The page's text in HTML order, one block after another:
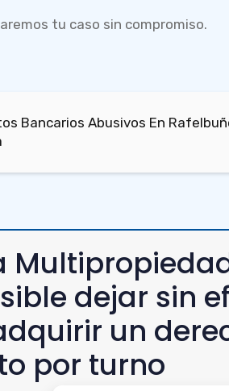
tu caso sin compromiso.
Bancarios Abusivos En
dejar sin
un
por turno